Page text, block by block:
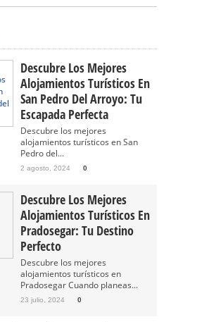
Descubre Los Mejores
Alojamientos Turísticos En
San Pedro Del Arroyo: Tu
Escapada Perfecta
Descubre los mejores
alojamientos turísticos en San
Pedro del...
2 agosto, 2024 0
Descubre Los Mejores
Alojamientos Turísticos En
Pradosegar: Tu Destino
Perfecto
Descubre los mejores
alojamientos turísticos en
Pradosegar Cuando planeas...
23 julio, 2024 0